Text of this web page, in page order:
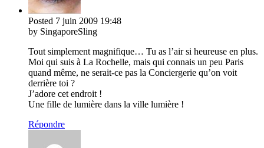
Posted 7 juin 2009 19:48
by SingaporeSling
Tout simplement magnifique… Tu as l’air si heureuse en plus.
Moi qui suis à La Rochelle, mais qui connais un peu Paris
quand même, ne serait-ce pas la Conciergerie qu’on voit
derrière toi ?
J’adore cet endroit !
Une fille de lumière dans la ville lumière !
Répondre